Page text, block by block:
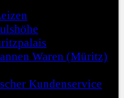
Waren (Müritz)
Kundenservice